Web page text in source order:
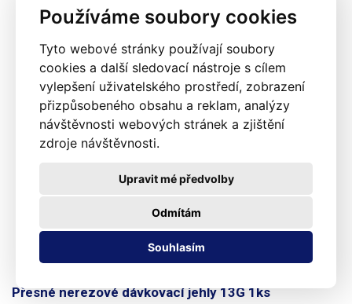
Používáme soubory cookies
Tyto webové stránky používají soubory
cookies a další sledovací nástroje s cílem
vylepšení uživatelského prostředí, zobrazení
přizpůsobeného obsahu a reklam, analýzy
návštěvnosti webových stránek a zjištění
zdroje návštěvnosti.
Souhlasím
Odmítám
Upravit mé předvolby
Přesné nerezové dávkovací jehly 13G 1ks